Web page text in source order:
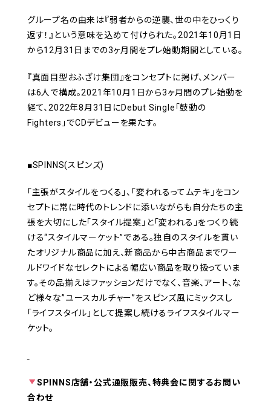
グループ名の由来は『弱者からの逆襲、世の中をひっくり
返す！』という意味を込めて付けられた。2021年10月1日
から12月31日までの3ヶ月間をプレ始動期間としている。
『真面目型おふざけ集団』をコンセプトに掲げ、メンバー
は6人で構成。2021年10月1日から3ヶ月間のプレ始動を
経て、2022年8月31日にDebut Single「鼓動の
Fighters」でCDデビューを果たす。
■SPINNS(スピンズ)
「主張がスタイルをつくる」、「変われるってムテキ」をコン
セプトに常に時代のトレンドに添いながらも自分たちの主
張を大切にした「スタイル提案」と「変われる」をつくり続
ける“スタイルマーケット”である。独自のスタイルを貫い
たオリジナル商品に加え、新商品から中古商品までワー
ルドワイドなセレクトによる幅広い商品を取り扱っていま
す。その品揃えはファッションだけでなく、音楽、アート、な
ど様々な”ユースカルチャー”をスピンズ風にミックスし
「ライフスタイル」として提案し続けるライフスタイルマー
ケット。
SPINNS店舗・公式通販販売、特典会に関するお問い
合わせ